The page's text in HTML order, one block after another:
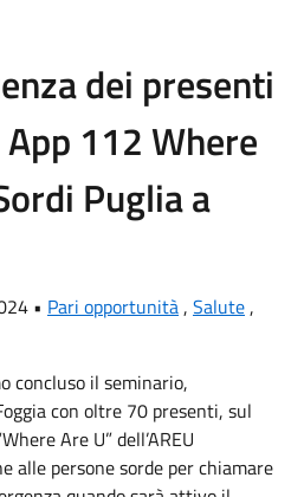
dei presenti
112 Where
Puglia a
• Pari opportunità, Salute,
concluso il seminario,
con oltre 70 presenti, sul
Are U” dell’AREU
alle persone sorde per chiamare